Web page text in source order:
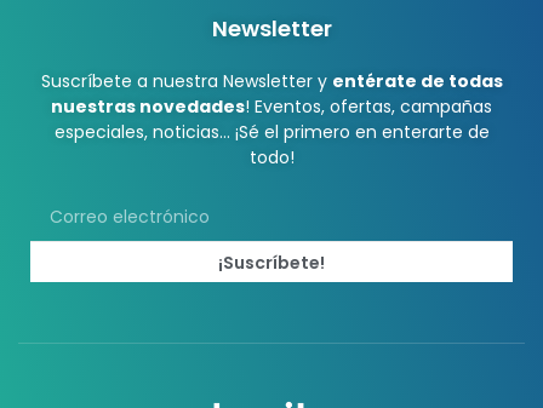
Newsletter
Suscríbete a nuestra Newsletter y entérate de todas
nuestras novedades! Eventos, ofertas, campañas
especiales, noticias… ¡Sé el primero en enterarte de
todo!
¡Suscríbete!